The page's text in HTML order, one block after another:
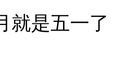
就是五一